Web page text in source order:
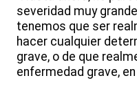
severidad muy
tenemos que ser
hacer cualquier
grave, o de que
enfermedad grave,